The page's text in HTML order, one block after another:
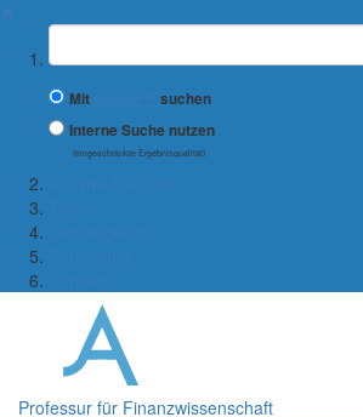
Suchbegriff
Mit
suchen
Interne Suche nutzen
(eingeschränkte Ergebnisqualität)
Professur für Finanzwissenschaft